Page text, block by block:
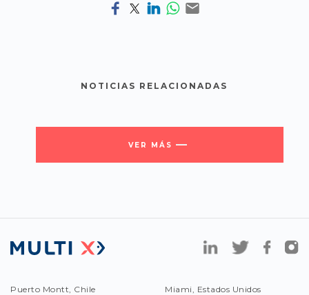
NOTICIAS RELACIONADAS
VER MÁS
Puerto Montt, Chile
Miami, Estados Unidos